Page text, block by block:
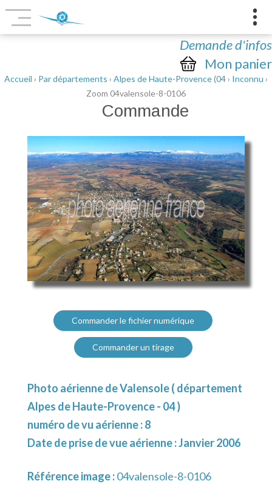
Demande d'infos
Mon panier
Accueil › Par départements › Alpes de Haute-Provence (04› Inconnu ›
Zoom 04valensole-8-0106
Commande
Commander le fichier numérique
Commander un tirage
Photo aérienne de Valensole ( département
Alpes de Haute-Provence - 04 )
numéro de vu aérienne : 8
Date de prise de vue aérienne : Janvier 2006
Référence image :04valensole-8-0106